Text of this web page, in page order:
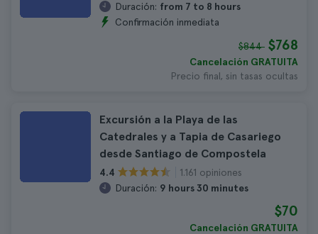
Duración: from 7 to 8 hours
Confirmación inmediata
$844 $768
Cancelación GRATUITA
Precio final, sin tasas ocultas
Excursión a la Playa de las
Catedrales y a Tapia de Casariego
desde Santiago de Compostela
4.4
1.161 opiniones
Duración: 9 hours 30 minutes
$70
Cancelación GRATUITA